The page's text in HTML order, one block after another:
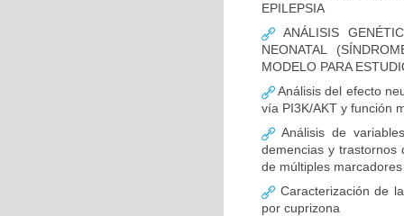
EPILEPSIA
ANÁLISIS
NEONATAL
MODELO PARA
Análisis del efecto
vía PI3K/AKT y función
Análisis de
demencias y trastornos
de múltiples
Caracterización de
por cuprizona